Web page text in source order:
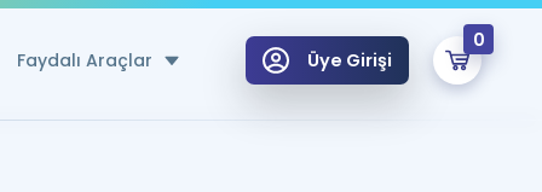
Faydalı Araçlar Üye Girişi
0